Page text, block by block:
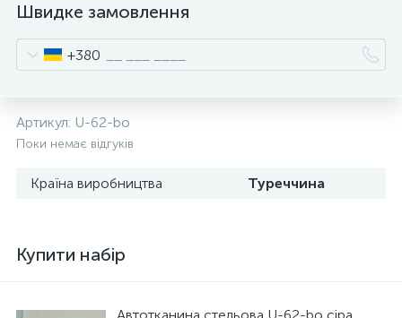
Швидке замовлення
+380
Артикул: U-62-bo
Поки немає відгуків
Країна виробництва Туреччина
Купити набір